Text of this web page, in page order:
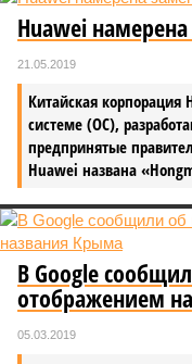
Huawei
21.05.2019
Китайская
системе (ОС),
предпринятые
Huawei названа
В Google
отображением
05.03.2019